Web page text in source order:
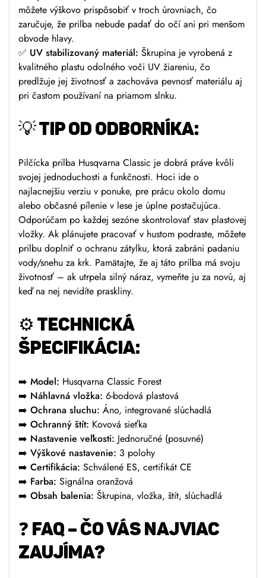
môžete výškovo prispôsobiť v troch úrovniach, čo
zaručuje, že prilba nebude padať do očí ani pri menšom
obvode hlavy.
✅ UV stabilizovaný materiál: Škrupina je vyrobená z
kvalitného plastu odolného voči UV žiareniu, čo
predlžuje jej životnosť a zachováva pevnosť materiálu aj
pri častom používaní na priamom slnku.
💡 TIP OD ODBORNÍKA:
Pilčícka prilba Husqvarna Classic je dobrá práve kvôli
svojej jednoduchosti a funkčnosti. Hoci ide o
najlacnejšiu verziu v ponuke, pre prácu okolo domu
alebo občasné pílenie v lese je úplne postačujúca.
Odporúčam po každej sezóne skontrolovať stav plastovej
vložky. Ak plánujete pracovať v hustom podraste, môžete
prilbu doplniť o ochranu zátylku, ktorá zabráni padaniu
vody/snehu za krk. Pamätajte, že aj táto prilba má svoju
životnosť – ak utrpela silný náraz, vymeňte ju za novú, aj
keď na nej nevidíte praskliny.
⚙️ TECHNICKÁ
ŠPECIFIKÁCIA:
➡️ Model: Husqvarna Classic Forest
➡️ Náhlavná vložka: 6-bodová plastová
➡️ Ochrana sluchu: Áno, integrované slúchadlá
➡️ Ochranný štít: Kovová sieťka
➡️ Nastavenie veľkosti: Jednoručné (posuvné)
➡️ Výškové nastavenie: 3 polohy
➡️ Certifikácia: Schválené ES, certifikát CE
➡️ Farba: Signálna oranžová
➡️ Obsah balenia: Škrupina, vložka, štít, slúchadlá
❓ FAQ – ČO VÁS NAJVIAC
ZAUJÍMA?